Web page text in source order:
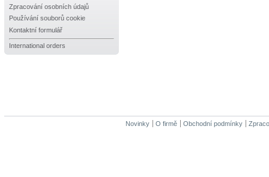
Zpracování osobních údajů
Používání souborů cookie
Kontaktní formulář
International orders
Novinky O firmě Obchodní podmínky